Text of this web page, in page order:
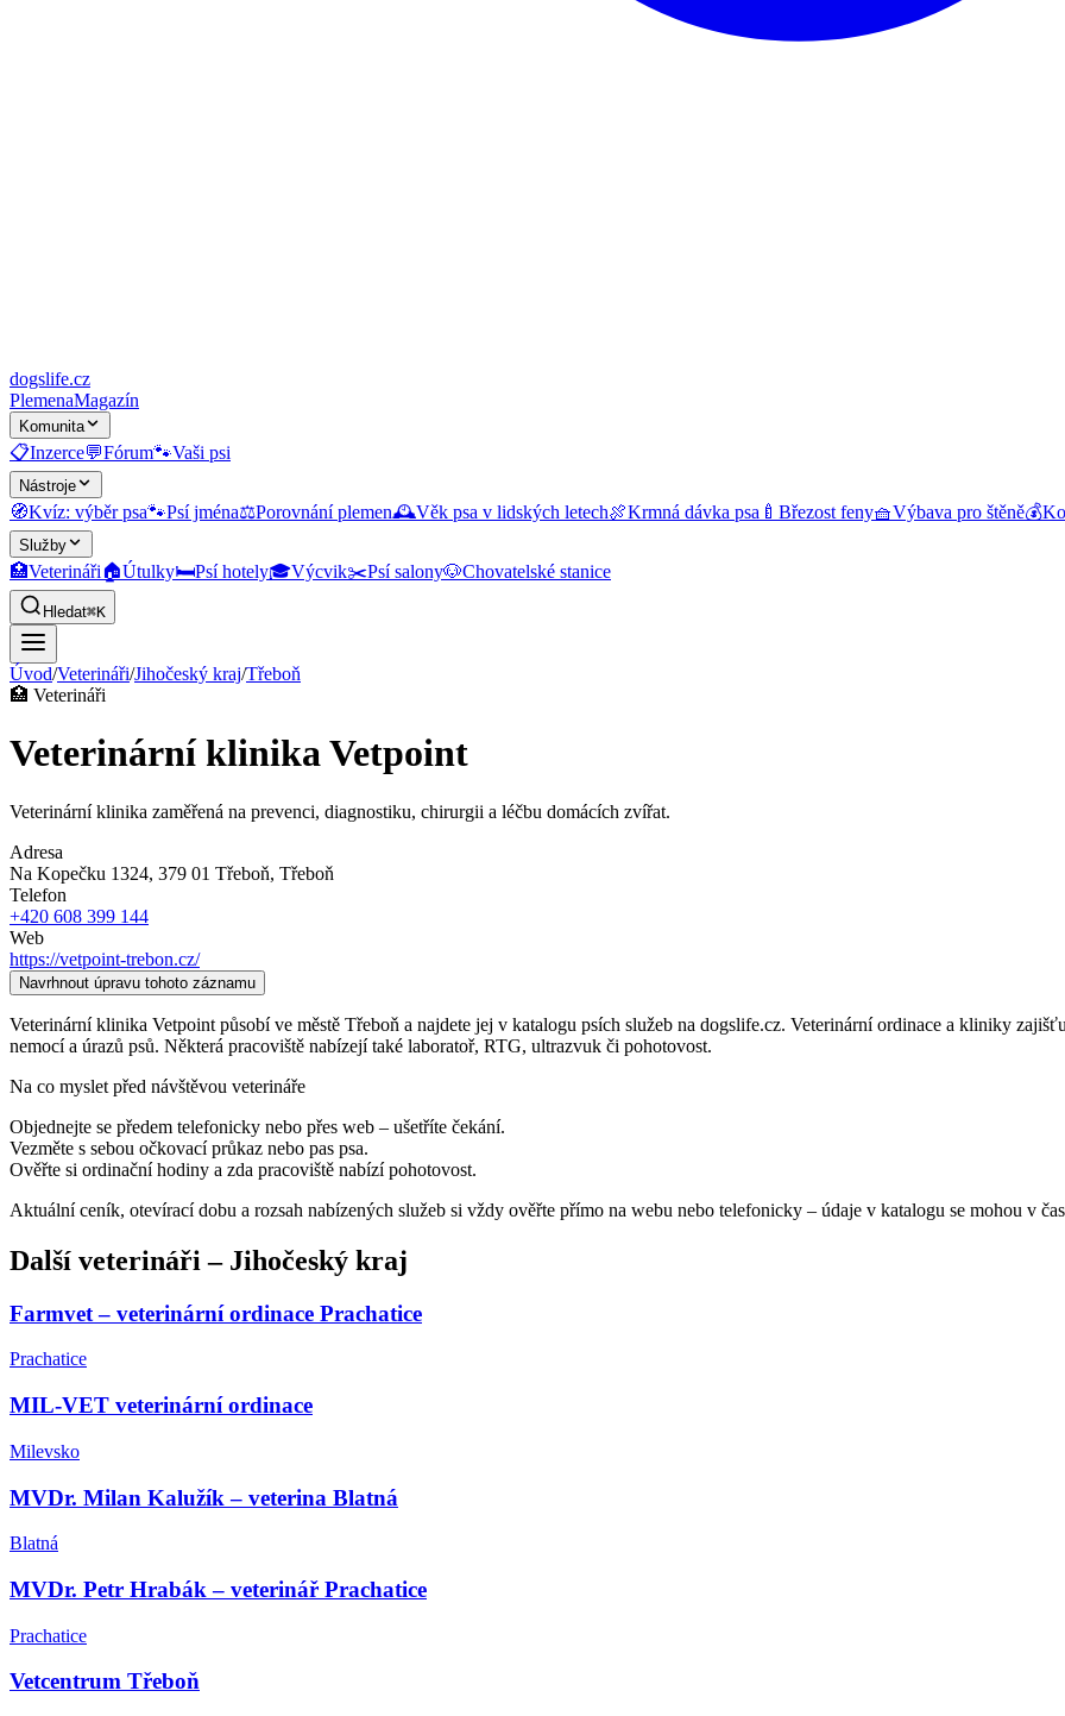
dogslife.cz
PlemenaMagazín
Komunita
📋Inzerce💬Fórum🐾Vaši psi
Nástroje
🧭Kvíz: výběr psa🐾Psí jména⚖️Porovnání plemen🕰️Věk psa v lidských letech🍖Krmná dávka psa 🍼 Březost feny🧺Výbava pro štěně💰
Služby
🏥Veterináři🏠Útulky🛏️Psí hotely🎓Výcvik✂️Psí salony🐶Chovatelské stanice
Hledat⌘K
Úvod/Veterináři/Jihočeský kraj/Třeboň
🏥 Veterináři
Veterinární klinika Vetpoint
Veterinární klinika zaměřená na prevenci, diagnostiku, chirurgii a léčbu domácích zvířat.
Adresa
Na Kopečku 1324, 379 01 Třeboň, Třeboň
Telefon
+420 608 399 144
Web
https://vetpoint-trebon.cz/
Navrhnout úpravu tohoto záznamu
Veterinární klinika Vetpoint působí ve městě Třeboň a najdete jej v katalogu psích služeb na dogslife.cz. Veterinární ordinace a kliniky
nemocí a úrazů psů. Některá pracoviště nabízejí také laboratoř, RTG, ultrazvuk či pohotovost.
Na co myslet před návštěvou veterináře
Objednejte se předem telefonicky nebo přes web – ušetříte čekání.
Vezměte s sebou očkovací průkaz nebo pas psa.
Ověřte si ordinační hodiny a zda pracoviště nabízí pohotovost.
Aktuální ceník, otevírací dobu a rozsah nabízených služeb si vždy ověřte přímo na webu nebo telefonicky – údaje v katalogu se mohou v
Další veterináři – Jihočeský kraj
Farmvet – veterinární ordinace Prachatice
Prachatice
MIL-VET veterinární ordinace
Milevsko
MVDr. Milan Kalužík – veterina Blatná
Blatná
MVDr. Petr Hrabák – veterinář Prachatice
Prachatice
Vetcentrum Třeboň